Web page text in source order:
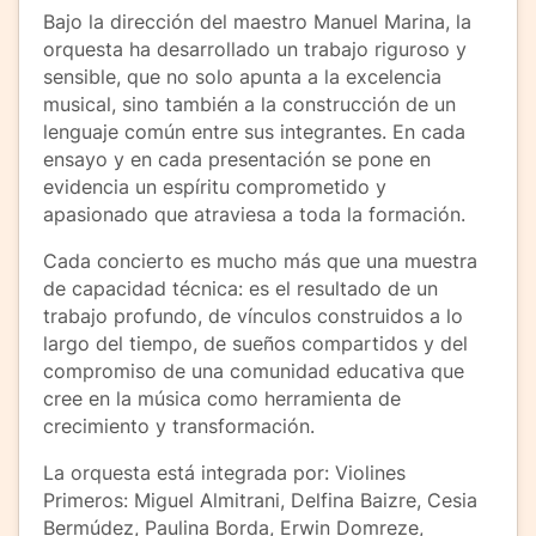
Bajo la dirección del maestro Manuel Marina, la
orquesta ha desarrollado un trabajo riguroso y
sensible, que no solo apunta a la excelencia
musical, sino también a la construcción de un
lenguaje común entre sus integrantes. En cada
ensayo y en cada presentación se pone en
evidencia un espíritu comprometido y
apasionado que atraviesa a toda la formación.
Cada concierto es mucho más que una muestra
de capacidad técnica: es el resultado de un
trabajo profundo, de vínculos construidos a lo
largo del tiempo, de sueños compartidos y del
compromiso de una comunidad educativa que
cree en la música como herramienta de
crecimiento y transformación.
La orquesta está integrada por: Violines
Primeros: Miguel Almitrani, Delfina Baizre, Cesia
Bermúdez, Paulina Borda, Erwin Domreze,